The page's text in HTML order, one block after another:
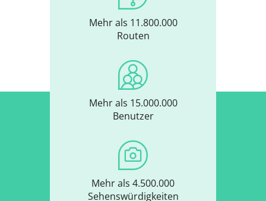
Mehr als 11.800.000
Routen
Mehr als 15.000.000
Benutzer
Mehr als 4.500.000
Sehenswürdigkeiten